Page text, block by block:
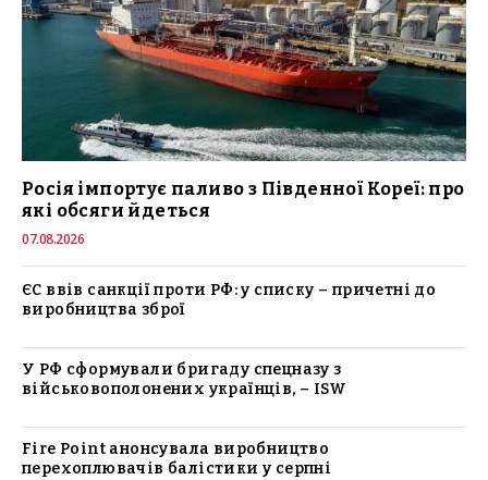
Росія імпортує паливо з Південної Кореї: про
які обсяги йдеться
07.08.2026
ЄС ввів санкції проти РФ: у списку – причетні до
виробництва зброї
У РФ сформували бригаду спецназу з
військовополонених українців, – ISW
Fire Point анонсувала виробництво
перехоплювачів балістики у серпні